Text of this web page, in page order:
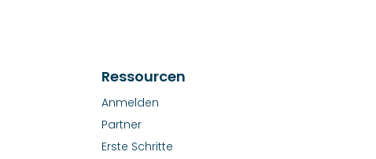
Ressourcen
Anmelden
Partner
Erste Schritte